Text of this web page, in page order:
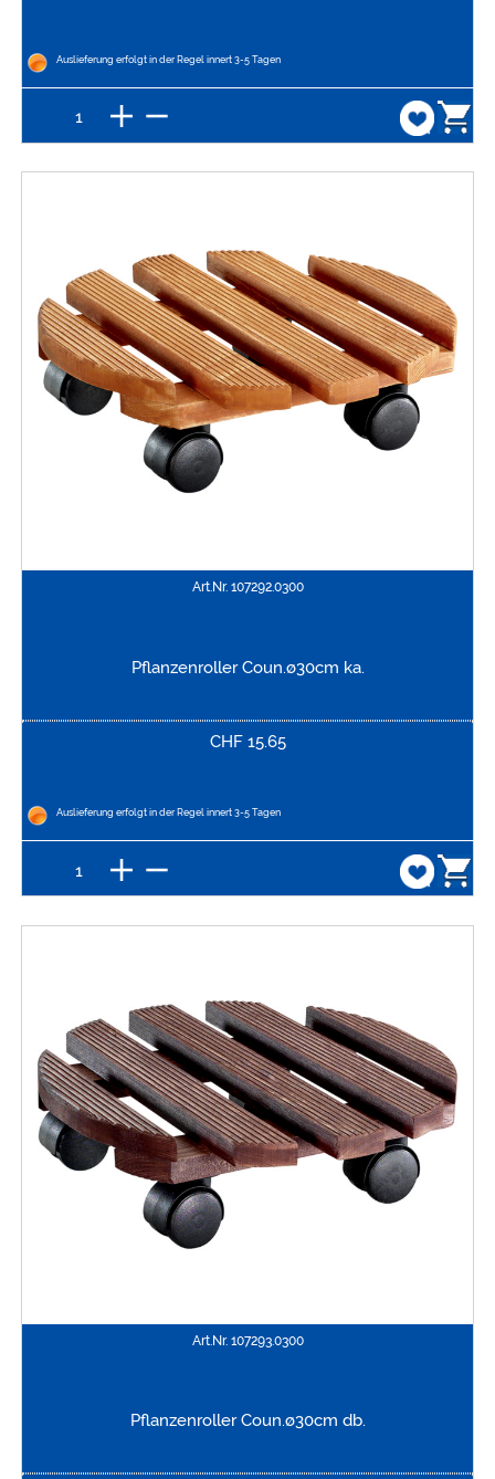
Auslieferung erfolgt in der Regel innert 3-5 Tagen
Art.Nr. 107292.0300
Pflanzenroller Coun.ø30cm ka.
CHF 15.65
Auslieferung erfolgt in der Regel innert 3-5 Tagen
Art.Nr. 107293.0300
Pflanzenroller Coun.ø30cm db.